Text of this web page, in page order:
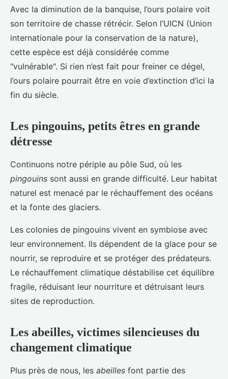
Avec la diminution de la banquise, l’ours polaire voit
son territoire de chasse rétrécir. Selon l’UICN (Union
internationale pour la conservation de la nature),
cette espèce est déjà considérée comme
"vulnérable". Si rien n’est fait pour freiner ce dégel,
l’ours polaire pourrait être en voie d’extinction d’ici la
fin du siècle.
Les pingouins, petits êtres en grande
détresse
Continuons notre périple au pôle Sud, où les
pingouins sont aussi en grande difficulté. Leur habitat
naturel est menacé par le réchauffement des océans
et la fonte des glaciers.
Les colonies de pingouins vivent en symbiose avec
leur environnement. Ils dépendent de la glace pour se
nourrir, se reproduire et se protéger des prédateurs.
Le réchauffement climatique déstabilise cet équilibre
fragile, réduisant leur nourriture et détruisant leurs
sites de reproduction.
Les abeilles, victimes silencieuses du
changement climatique
Plus près de nous, les abeilles font partie des